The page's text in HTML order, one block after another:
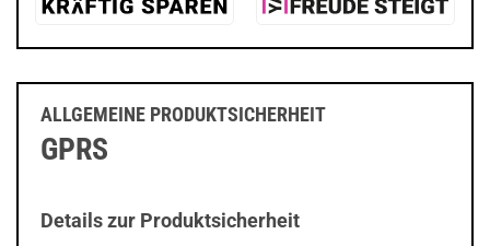
ALLGEMEINE PRODUKTSICHERHEIT
GPRS
Details zur Produktsicherheit